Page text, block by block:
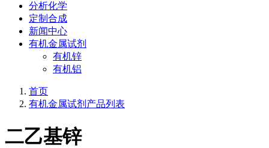
分析化学
定制合成
新闻中心
有机金属试剂
有机锌
有机铝
首页
有机金属试剂产品列表
二乙基锌